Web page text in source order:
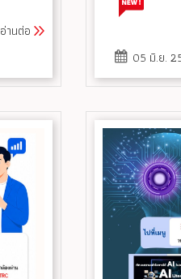
อ่านต่อ
05 มิ.ย.